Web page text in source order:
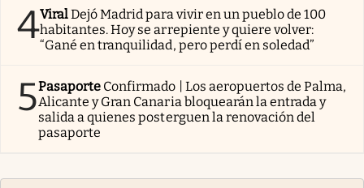
4ViralDejó Madrid para vivir en un pueblo de 100
habitantes. Hoy se arrepiente y quiere volver:
“Gané en tranquilidad, pero perdí en soledad”
5Pasaporte Confirmado | Los aeropuertos de Palma,
Alicante y Gran Canaria bloquearán la entrada y
salida a quienes posterguen la renovación del
pasaporte